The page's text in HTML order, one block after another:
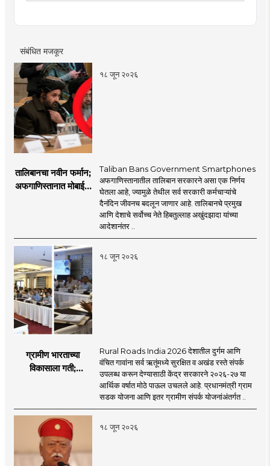
संबंधित मजकूर
१८ जून २०२६
तालिबानचा नवीन फर्मान;
अफगाणिस्तानात मोबाईल
Taliban Bans Government Smartphones
अफगाणिस्तानातील तालिबान सरकारने असा एक निर्णय
घेतला आहे, ज्यामुळे तेथील सर्व सरकारी कर्मचाऱ्यांचे
दैनंदिन जीवनच बदलून जाणार आहे. तालिबानचे प्रमुख
आणि देशाचे सर्वोच्च नेते हिबतुल्लाह अखुंदझादा यांच्या
आदेशानंतर ..
१८ जून २०२६
ग्रामीण भारताच्या
विकासाला गती;
लक्ष्य!
Rural Roads India 2026 देशातील दुर्गम आणि
वंचित गावांना सर्व ऋतूंमध्ये सुरक्षित व अखंड रस्ते संपर्क
उपलब्ध करून देण्यासाठी केंद्र सरकारने २०२६-२७ या
आर्थिक वर्षात मोठे पाऊल उचलले आहे. प्रधानमंत्री ग्राम
सडक योजना आणि इतर ग्रामीण संपर्क योजनांअंतर्गत ..
१८ जून २०२६